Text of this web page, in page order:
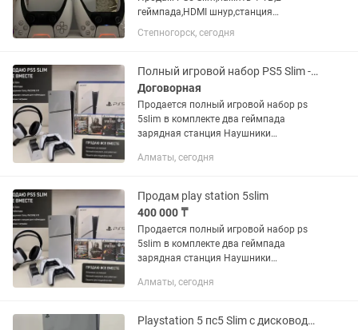
геймпада,HDMI шнур,станция
охлаждения(и зарядные входы
встроены).Коробка,документ.Нету еще
аккаунтов напишу пароли 1)Call Of
Duty...
Степногорск, сегодня
Полный игровой набор PS5 Slim - в комплекте два геймпада, зарядная станция
Договорная
Продается полный игровой набор ps
5slim в комплекте два геймпада
зарядная станция Наушники
(цена на каспи 110тыс.тенге) В
С...
Алматы, сегодня
Продам play station 5slim
400 000 ₸
Продается полный игровой набор ps
5slim в комплекте два геймпада
зарядная станция Наушники
(цена на каспи 110тыс.тенге) В
С...
Алматы, сегодня
Playstation 5 пс5 Slim с дисководом